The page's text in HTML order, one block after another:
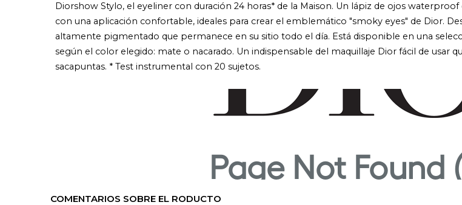
Diorshow Stylo, el eyeliner con duración 24 horas* de la Maison. Un lápiz de ojos
con una aplicación confortable, ideales para crear el emblemático "smoky eyes" de Dior.
altamente pigmentado que permanece en su sitio todo el día. Está disponible en una
según el color elegido: mate o nacarado. Un indispensable del maquillaje Dior fácil de usar
sacapuntas. * Test instrumental con 20 sujetos.
COMENTARIOS SOBRE EL RODUCTO